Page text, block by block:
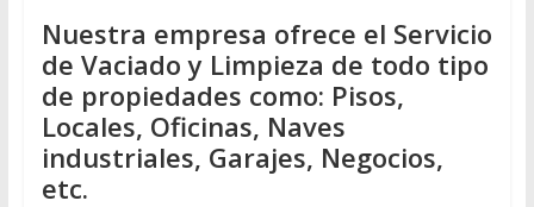
Nuestra empresa ofrece el Servicio
de Vaciado y Limpieza de todo tipo
de propiedades como: Pisos,
Locales, Oficinas, Naves
industriales, Garajes, Negocios,
etc.